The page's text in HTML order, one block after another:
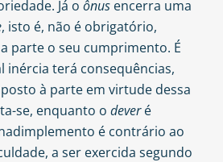
Já o ônus encerra uma
, isto é, não é obrigatório,
parte o seu cumprimento. É
inércia terá consequências,
à parte em virtude dessa
se, enquanto o deveré
é contrário ao
a ser exercida segundo